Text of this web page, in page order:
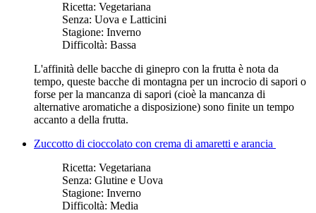
Ricetta: Vegetariana
Senza: Uova e Latticini
Stagione: Inverno
Difficoltà: Bassa
L'affinità delle bacche di ginepro con la frutta è nota da
tempo, queste bacche di montagna per un incrocio di sapori o
forse per la mancanza di sapori (cioè la mancanza di
alternative aromatiche a disposizione) sono finite un tempo
accanto a della frutta.
Zuccotto di cioccolato con crema di amaretti e arancia
Ricetta: Vegetariana
Senza: Glutine e Uova
Stagione: Inverno
Difficoltà: Media